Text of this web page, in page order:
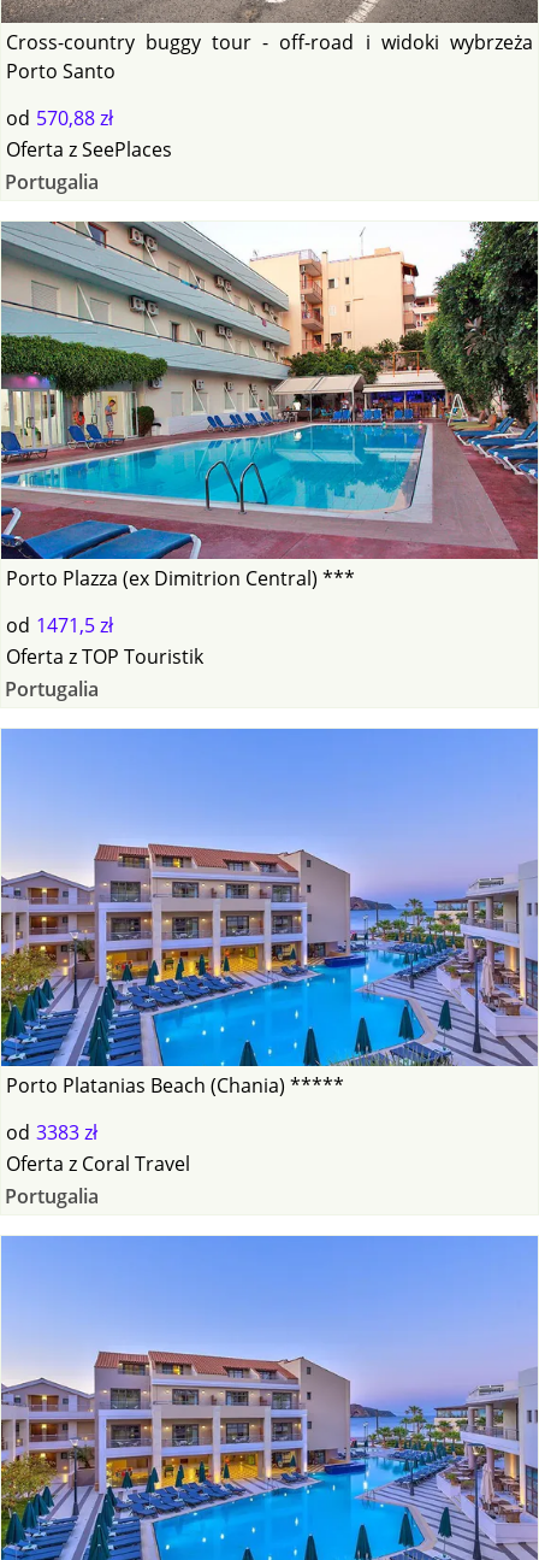
Cross-country buggy tour - off-road i widoki wybrzeża
Porto Santo
od 570,88 zł
Oferta zSeePlaces
Portugalia
Porto Plazza (ex Dimitrion Central) ***
od 1471,5 zł
Oferta zTOP Touristik
Portugalia
Porto Platanias Beach (Chania) *****
od 3383 zł
Oferta z Coral Travel
Portugalia